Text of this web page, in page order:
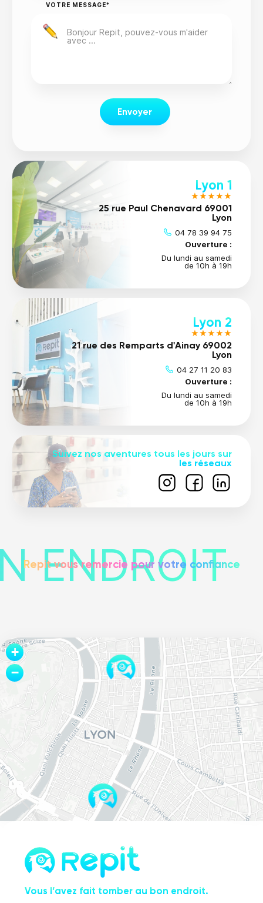
VOTRE MESSAGE*
Envoyer
Lyon 1
★★★★★
25 rue Paul Chenavard 69001
Lyon
04 78 39 94 75
Ouverture :
Du lundi au samedi
de 10h à 19h
Lyon 2
★★★★★
21 rue des Remparts d'Ainay 69002
Lyon
04 27 11 20 83
Ouverture :
Du lundi au samedi
de 10h à 19h
Suivez nos aventures tous les jours sur
les réseaux
ENDROIT
Repit vous remercie pour votre confiance
Vous l’avez fait tomber au bon endroit.
+
−